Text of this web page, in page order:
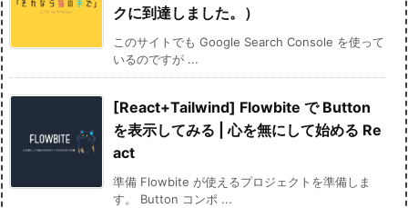
クに到達しました。）
このサイトでも Google Search Console を使って
いるのですが ...
[React+Tailwind] Flowbite で Button
を表示してみる | 心を無にして始める Re
act
準備 Flowbite が使えるプロジェクトを準備しま
す。 Button コンポ ...